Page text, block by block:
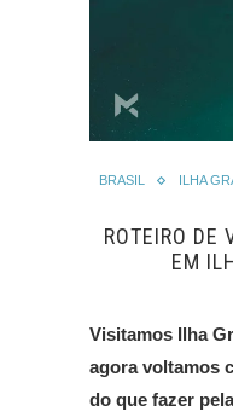
BRASIL ILHA
ROTEIRO DE
EM
Visitamos Ilha
agora voltamos
do que fazer